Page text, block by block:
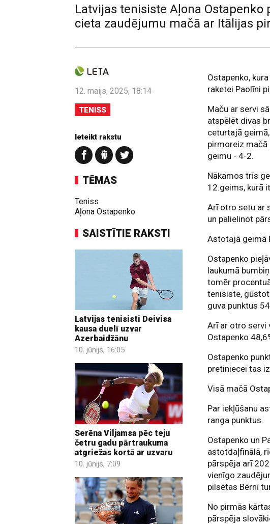
Latvijas tenisiste Aļona
cieta zaudējumu mačā ar Itālijas
12. maijs, 2025, 18:14
TENISS
Ieteikt rakstu
TĒMAS
Teniss
Aļona Ostapenko
SAISTĪTIE RAKSTI
Latvijas tenisisti Deivisa
kausa duelī uzvar
Azerbaidžānu
10. jūnijs, 16:05
Serēna Viljamsa pēc teju
četru gadu pārtraukuma
atgriežas kortā ar uzvaru
10. jūnijs, 7:09
Ostapenko,
raketei Paolīni
Maču ar servi
atspēlēt divas
ceturtajā
pirmoreiz mačā
geimu - 4-2.
Nākamos trīs
12.geims, kurā
Arī otro setu ar
un palielinot
Astotajā geimā
Ostapenko
laukumā
tomēr
tenisiste,
guva punktus
Arī ar otro servi
Ostapenko
Ostapenko
pretiniecei tas
Visā mačā
Par iekļūšanu
ranga punktus.
Ostapenko un
astotdaļfinālā,
pārspēja arī
vienīgo
pilsētas Bērnī
No pirmās
pārspēja